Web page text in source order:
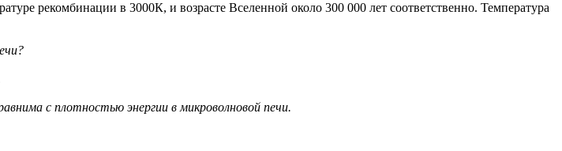
рекомбинации в 3000К, и возрасте Вселенной около 300 000 лет соответственно. Температура
с плотностью энергии в микроволновой печи.